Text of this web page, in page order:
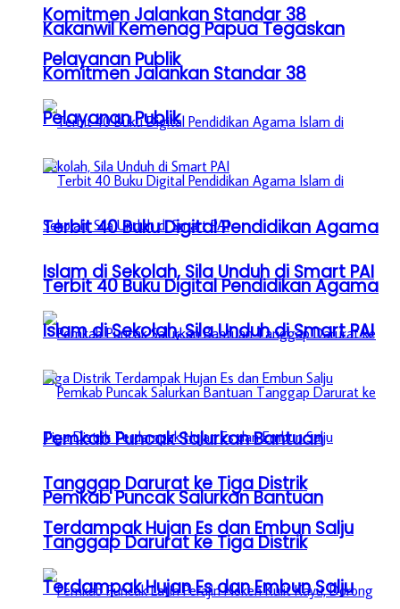
Komitmen Jalankan Standar 38
Pelayanan Publik
Terbit 40 Buku Digital Pendidikan Agama
Islam di Sekolah, Sila Unduh di Smart PAI
Pemkab Puncak Salurkan Bantuan
Tanggap Darurat ke Tiga Distrik
Terdampak Hujan Es dan Embun Salju
Kakanwil Kemenag Papua Tegaskan
Komitmen Jalankan Standar 38
Pelayanan Publik
Terbit 40 Buku Digital Pendidikan Agama
Islam di Sekolah, Sila Unduh di Smart PAI
Pemkab Puncak Salurkan Bantuan
Tanggap Darurat ke Tiga Distrik
Terdampak Hujan Es dan Embun Salju